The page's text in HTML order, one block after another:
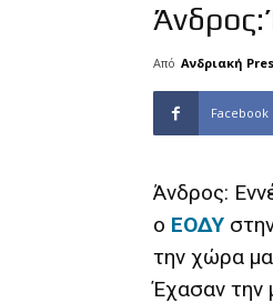
Άνδρος:
Από Ανδριακή
Facebook
Άνδρος:
ο ΕΟΔΥ
την χώρα
Έχασαν την